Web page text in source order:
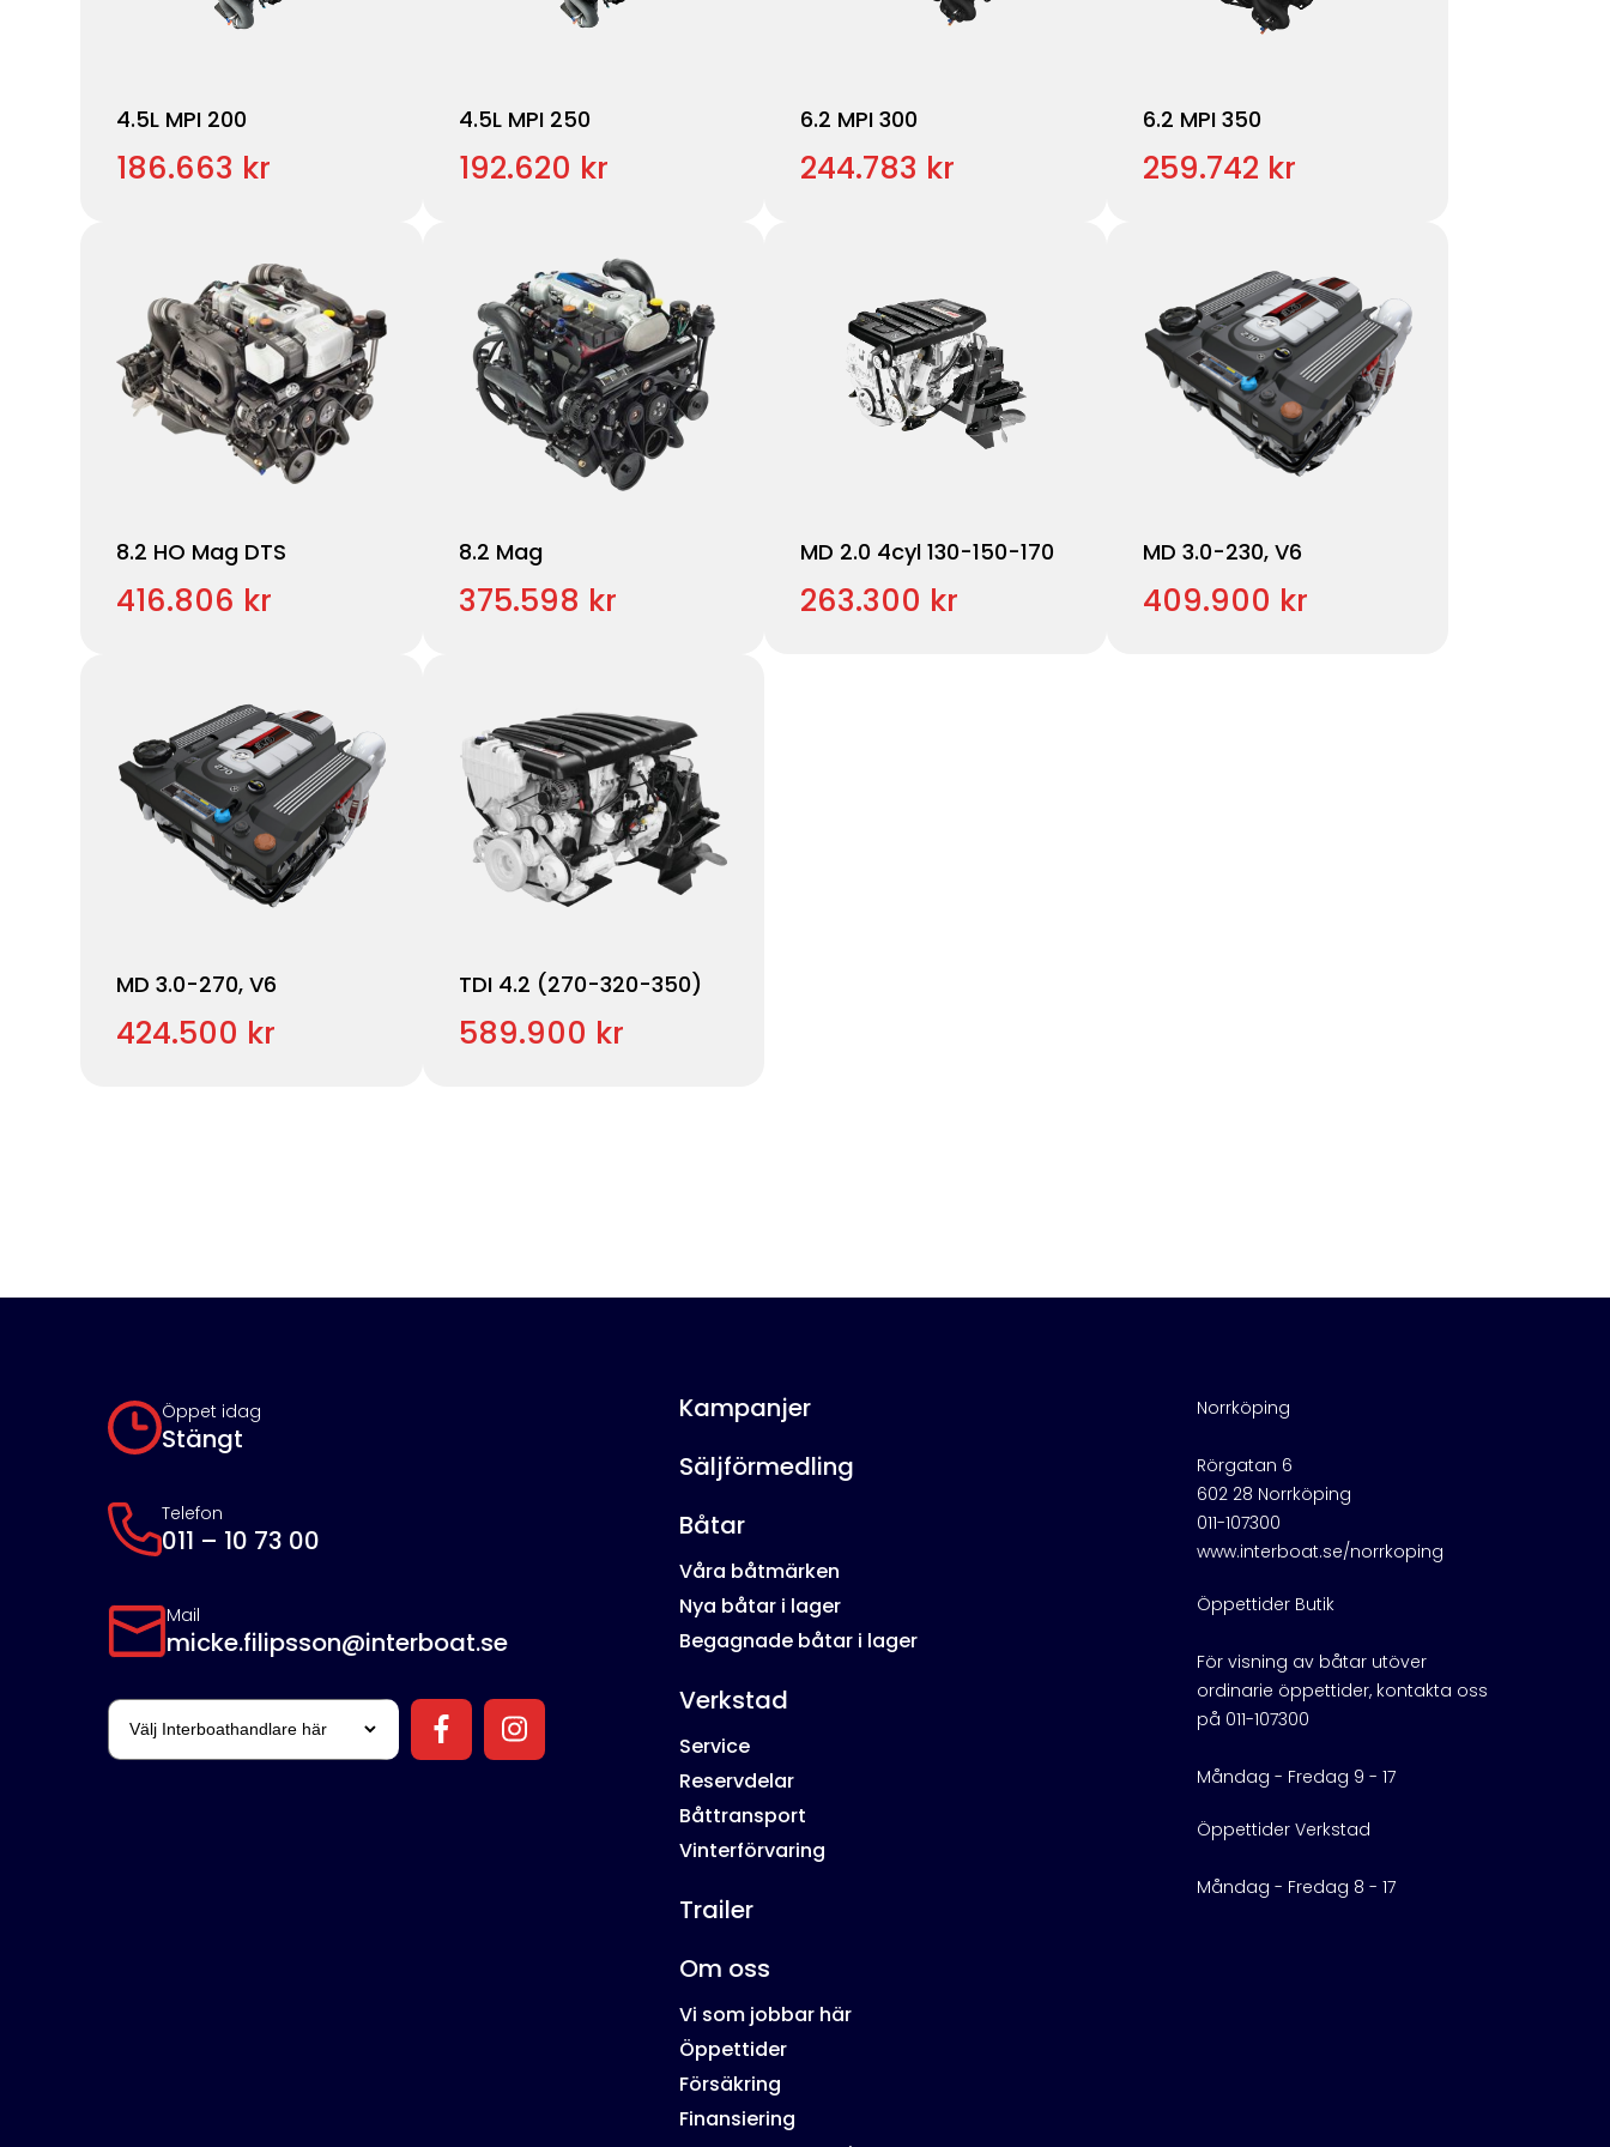
4.5L MPI 200
186.663 kr
4.5L MPI 250
192.620 kr
6.2 MPI 300
244.783 kr
6.2 MPI 350
259.742 kr
8.2 HO Mag DTS
416.806 kr
8.2 Mag
375.598 kr
MD 2.0 4cyl 130-150-170
263.300 kr
MD 3.0-230, V6
409.900 kr
MD 3.0-270, V6
424.500 kr
TDI 4.2 (270-320-350)
589.900 kr
Öppet idag
Stängt
Telefon
011 – 10 73 00
Mail
micke.filipsson@interboat.se
Kampanjer
Säljförmedling
Båtar
Våra båtmärken
Nya båtar i lager
Begagnade båtar i lager
Verkstad
Service
Reservdelar
Båttransport
Vinterförvaring
Trailer
Om oss
Vi som jobbar här
Öppettider
Försäkring
Finansiering
Norrköping
Rörgatan 6
602 28 Norrköping
011-107300
www.interboat.se/norrkoping
Öppettider Butik
För visning av båtar utöver
ordinarie öppettider, kontakta oss
på 011-107300
Måndag - Fredag 9 - 17
Öppettider Verkstad
Måndag - Fredag 8 - 17